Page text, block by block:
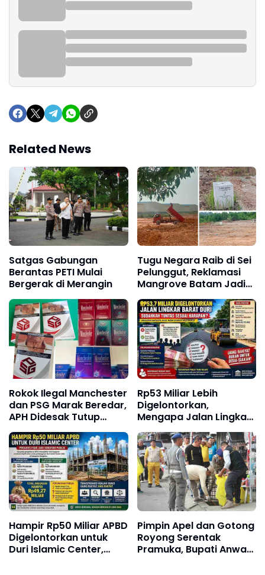
Related News
Satgas Gabungan
Berantas PETI Mulai
Bergerak di Merangin
Tugu Negara Raib di Sei
Pelunggut, Reklamasi
Mangrove Batam Jadi
Sorotan
Rokok Ilegal Manchester
dan PSG Marak Beredar,
APH Didesak Tutup
Pabrik dan Tindak Mafia
Penyelundup
Rp53 Miliar Lebih
Digelontorkan,
Mengapa Jalan Lingkar
Barat Duri Masih
Menyisakan Tanda
Tanya?
Hampir Rp50 Miliar APBD
Digelontorkan untuk
Duri Islamic Center,
Pimpin Apel dan Gotong
Royong Serentak
Pramuka, Bupati Anwar